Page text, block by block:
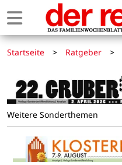
Startseite > Ratgeber >
Weitere Sonderthemen